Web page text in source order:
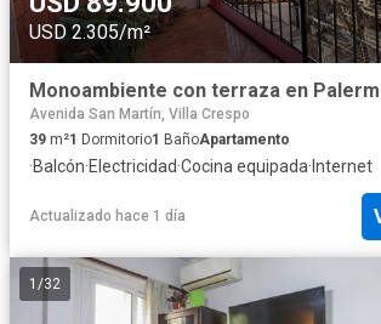
USD 2.305/m²
Monoambiente con terraza en
Avenida San Martín, Villa Crespo
39 m²1 Dormitorio1 BañoApartamento
·Balcón·Electricidad·Cocina equipada· Internet
Actualizado hace 1 día
1 /32